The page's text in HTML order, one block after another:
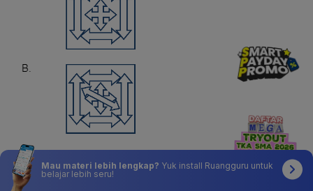
Mau materi lebih lengkap? Yuk install Ruangguru untuk
belajar lebih seru!